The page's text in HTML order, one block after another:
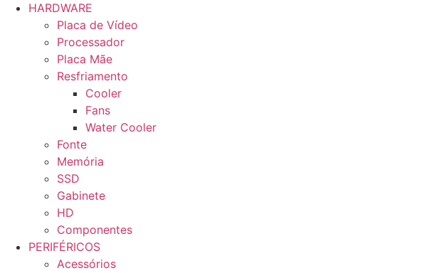
HARDWARE
Placa de Vídeo
Processador
Placa Mãe
Resfriamento
Cooler
Fans
Water Cooler
Fonte
Memória
SSD
Gabinete
HD
Componentes
PERIFÉRICOS
Acessórios